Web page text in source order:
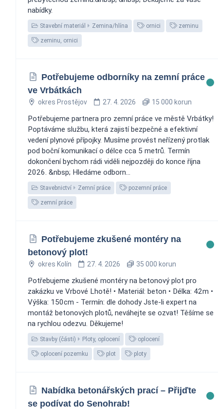
nabídky.
Stavební materiál Zemina/hlína ornici zeminu
zeminu, ornici
Potřebujeme odborníky na zemní práce
ve Vrbátkách
okres Prostějov 27. 4. 2026 15 000 korun
Potřebujeme partnera pro zemní práce ve městě Vrbátky!
Poptáváme službu, která zajistí bezpečné a efektivní
vedení plynové přípojky. Musíme provést neřízený protlak
pod boční komunikací o délce cca 5 metrů. Termín
dokončení bychom rádi viděli nejpozději do konce října
2026. &nbsp; Hledáme odborn...
Stavebnictví Zemní práce pozemní práce
zemní práce
Potřebujeme zkušené montéry na
betonový plot!
okres Kolín 27. 4. 2026 35 000 korun
Potřebujeme zkušené montéry na betonový plot pro
zakázku ve Vrbové Lhotě! • Materiál: beton • Délka: 42m •
Výška: 150cm - Termín: dle dohody Jste-li expert na
montáž betonových plotů, neváhejte se ozvat! Těšíme se
na rychlou odezvu. Děkujeme!
Stavby (části) Ploty, oplocení oplocení
oplocení pozemku plot ploty
Nabídka betonářských prací – Přijďte
se podívat do Senohrab!